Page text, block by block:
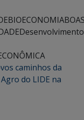
BIOECONOMIA
Desenvolvimento
caminhos da
do LIDE na